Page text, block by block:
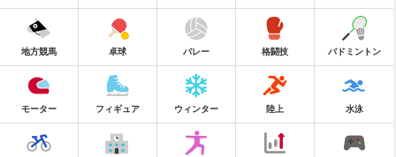
地方競馬 卓球 バレー 格闘技 バドミントン
モーター フィギュア ウィンター 陸上 水泳